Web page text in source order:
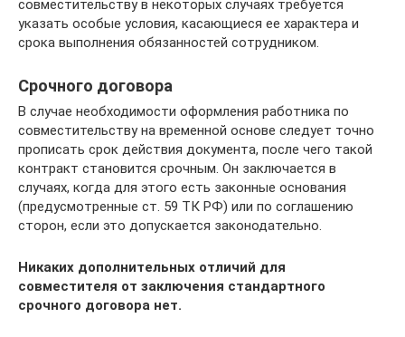
совместительству в некоторых случаях требуется
указать особые условия, касающиеся ее характера и
срока выполнения обязанностей сотрудником.
Срочного договора
В случае необходимости оформления работника по
совместительству на временной основе следует точно
прописать срок действия документа, после чего такой
контракт становится срочным. Он заключается в
случаях, когда для этого есть законные основания
(предусмотренные ст. 59 ТК РФ) или по соглашению
сторон, если это допускается законодательно.
Никаких дополнительных отличий для
совместителя от заключения стандартного
срочного договора нет.